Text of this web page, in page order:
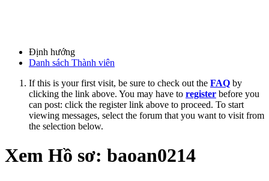
Định hướng
Danh sách Thành viên
If this is your first visit, be sure to check out the FAQ by
clicking the link above. You may have to register before you
can post: click the register link above to proceed. To start
viewing messages, select the forum that you want to visit from
the selection below.
Xem Hồ sơ: baoan0214